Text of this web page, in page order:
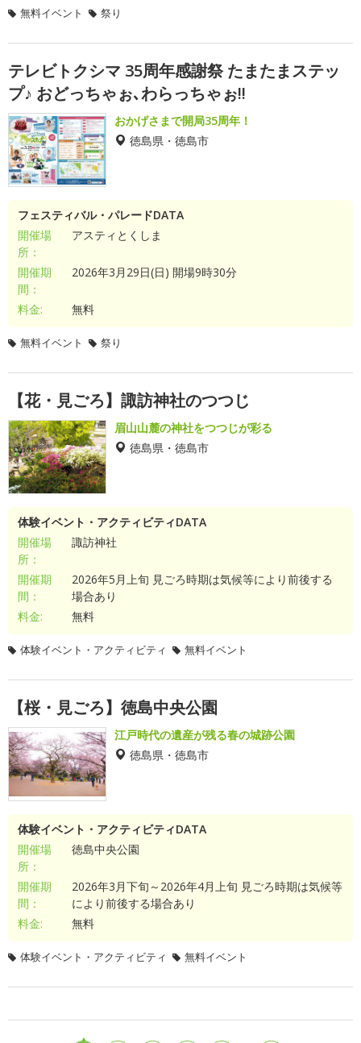
無料イベント 祭り
テレビトクシマ 35周年感謝祭 たまたまステッ
プ♪ おどっちゃぉ､わらっちゃぉ!!
おかげさまで開局35周年！
徳島県・徳島市
フェスティバル・パレードDATA
開催場
所：
アスティとくしま
開催期
間：
2026年3月29日(日) 開場9時30分
料金: 無料
無料イベント 祭り
【花・見ごろ】諏訪神社のつつじ
眉山山麓の神社をつつじが彩る
徳島県・徳島市
体験イベント・アクティビティDATA
開催場
所：
諏訪神社
開催期
間：
2026年5月上旬 見ごろ時期は気候等により前後する
場合あり
料金:
無料
体験イベント・アクティビティ 無料イベント
【桜・見ごろ】徳島中央公園
江戸時代の遺産が残る春の城跡公園
徳島県・徳島市
体験イベント・アクティビティDATA
開催場
所：
徳島中央公園
開催期
間：
2026年3月下旬～2026年4月上旬 見ごろ時期は気候等
により前後する場合あり
料金:
無料
体験イベント・アクティビティ 無料イベント